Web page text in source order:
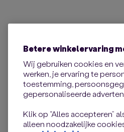
Betere winkelervaring
Wij gebruiken cookies en
werken, je ervaring te
toestemming,
gepersonaliseerde
Klik op “Alles accepteren”
alleen noodzakelijke